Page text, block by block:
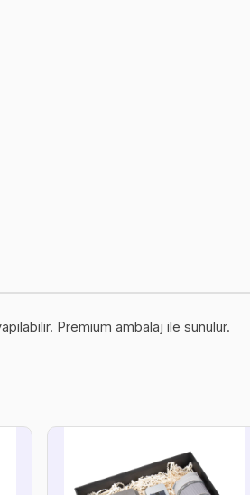
Premium ambalaj ile sunulur.